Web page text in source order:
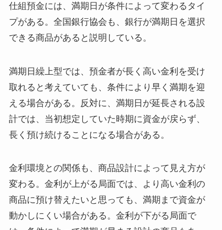
仕組預金には、満期日が条件によって変わるタイ
プがある。全国銀行協会も、銀行が満期日を選択
できる商品があると説明している。
満期日繰上型では、預金者が長く高い金利を受け
取れると考えていても、条件により早く満期を迎
える場合がある。反対に、満期日が延長される設
計では、当初想定していた時期に資金が戻らず、
長く預け続けることになる場合がある。
金利環境との関係も、商品設計によって見え方が
変わる。金利が上がる局面では、より高い金利の
商品に預け替えたいと思っても、満期まで資金が
動かしにくい場合がある。金利が下がる局面で